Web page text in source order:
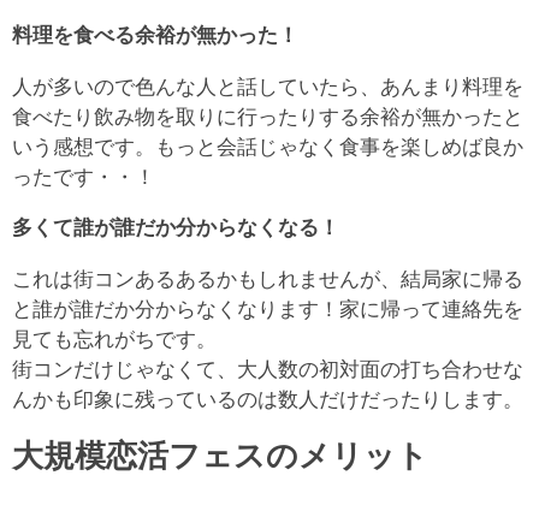
料理を食べる余裕が無かった！
人が多いので色んな人と話していたら、あんまり料理を
食べたり飲み物を取りに行ったりする余裕が無かったと
いう感想です。もっと会話じゃなく食事を楽しめば良か
ったです・・！
多くて誰が誰だか分からなくなる！
これは街コンあるあるかもしれませんが、結局家に帰る
と誰が誰だか分からなくなります！家に帰って連絡先を
見ても忘れがちです。
街コンだけじゃなくて、大人数の初対面の打ち合わせな
んかも印象に残っているのは数人だけだったりします。
大規模恋活フェスのメリット